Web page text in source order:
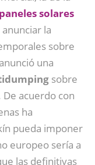
paneles solares
la
sobre
una
sobre
De acuerdo con
ha
pueda imponer
europeo sería a
las definitivas